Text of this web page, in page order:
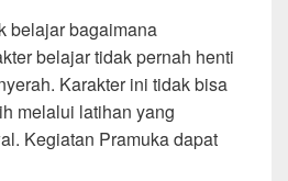
belajar bagaimana
belajar tidak pernah henti
Karakter ini tidak bisa
melalui latihan yang
Kegiatan Pramuka dapat